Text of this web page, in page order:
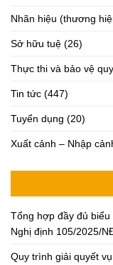
Nhãn hiệu (thương
Sở hữu tuệ (26)
Thực thi và bảo vệ
Tin tức (447)
Tuyển dụng (20)
Xuất cảnh – Nhập
Tổng hợp đầy đủ
Nghị định 105/2025/
Quy trình giải quyết